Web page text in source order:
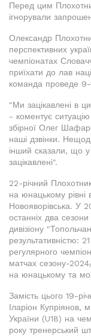
Перед цим
ігнорували
Олександр
перспективних
чемпіонатах
приїхати до лав
команда проведе 9-
"Ми зацікавлені в
- коментує
збірної Олег
наші дзвінки.
інший сказали, що у
зацікавлені".
22-річний
на юнацькому рівні
Новояворівська. У
останніх два
дивізіону
результативністю:
регулярного
матчах сезону-
на юнацькому та
Замість цього 19-
Іларіон Купріянов,
України (U18) на
року тренерський